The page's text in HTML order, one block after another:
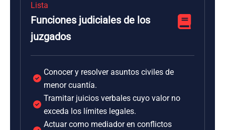
Lista
Funciones judiciales de los
juzgados
Conocer y resolver asuntos civiles de
menor cuantía.
Tramitar juicios verbales cuyo valor no
exceda los límites legales.
Actuar como mediador en conflictos